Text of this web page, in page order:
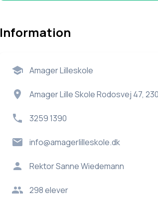
Information
Amager Lilleskole
Amager Lille Skole Rodosvej 47,
3259 1390
info@amagerlilleskole.dk
RektorSanne Wiedemann
298elever